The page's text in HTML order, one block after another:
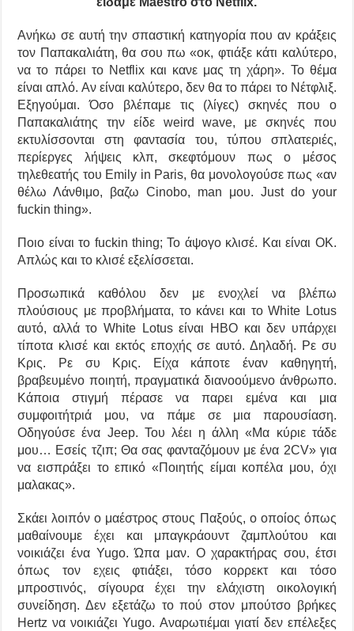
Ανήκω σε αυτή την σπαστική κατηγορία που αν κράξεις
τον Παπακαλιάτη, θα σου πω «οκ, φτιάξε κάτι καλύτερο,
να το πάρει το Netflix και κανε μας τη χάρη». Το θέμα
είναι απλό. Αν είναι καλύτερο, δεν θα το πάρει το Νέτφλιξ.
Εξηγούμαι. Όσο βλέπαμε τις (λίγες) σκηνές που ο
Παπακαλιάτης την είδε weird wave, με σκηνές που
εκτυλίσσονται στη φαντασία του, τύπου σπλατεριές,
περίεργες λήψεις κλπ, σκεφτόμουν πως ο μέσος
τηλεθεατής του Emily in Paris, θα μονολογούσε πως «αν
θέλω Λάνθιμο, βαζω Cinobo, man μου. Just do your
fuckin thing».
Ποιο είναι το fuckin thing; Το άψογο κλισέ. Και είναι OK.
Απλώς και το κλισέ εξελίσσεται.
Προσωπικά καθόλου δεν με ενοχλεί να βλέπω
πλούσιους με προβλήματα, το κάνει και το White Lotus
αυτό, αλλά το White Lotus είναι HBO και δεν υπάρχει
τίποτα κλισέ και εκτός εποχής σε αυτό. Δηλαδή. Ρε συ
Κρις. Ρε συ Κρις. Είχα κάποτε έναν καθηγητή,
βραβευμένο ποιητή, πραγματικά διανοούμενο άνθρωπο.
Κάποια στιγμή πέρασε να παρει εμένα και μια
συμφοιτήτριά μου, να πάμε σε μια παρουσίαση.
Οδηγούσε ένα Jeep. Του λέει η άλλη «Μα κύριε τάδε
μου… Εσείς τζιπ; Θα σας φανταζόμουν με ένα 2CV» για
να εισπράξει το επικό «Ποιητής είμαι κοπέλα μου, όχι
μαλακας».
Σκάει λοιπόν ο μαέστρος στους Παξούς, ο οποίος όπως
μαθαίνουμε έχει και μπαγκράουντ ζαμπλούτου και
νοικιάζει ένα Yugo. Ώπα μαν. Ο χαρακτήρας σου, έτσι
όπως τον εχεις φτιάξει, τόσο κορρεκτ και τόσο
μπροστινός, σίγουρα έχει την ελάχιστη οικολογική
συνείδηση. Δεν εξετάζω το πού στον μπούτσο βρήκες
Hertz να νοικιάζει Yugo. Αναρωτιέμαι γιατί δεν επέλεξες